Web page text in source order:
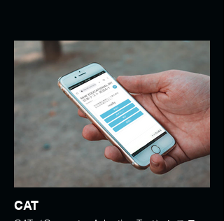
CAT